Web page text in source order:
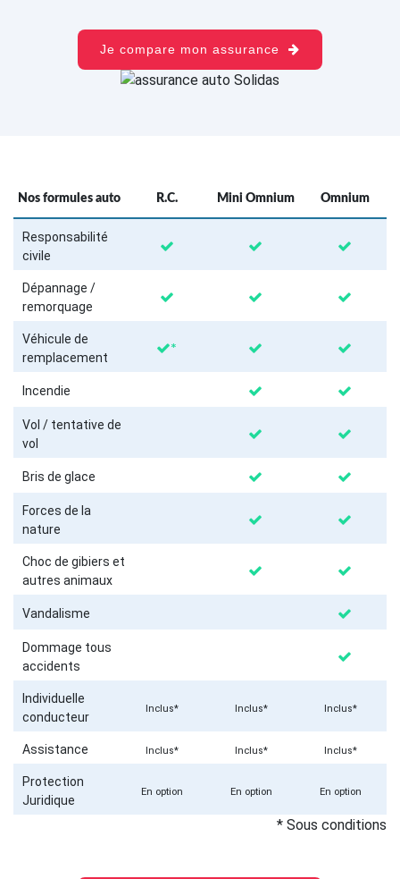
Je compare mon assurance
Nos formules auto R.C. Mini Omnium Omnium
Responsabilité
civile
Dépannage /
remorquage
Véhicule de
remplacement
*
Incendie
Vol / tentative de
vol
Bris de glace
Forces de la
nature
Choc de gibiers et
autres animaux
Vandalisme
Dommage tous
accidents
Individuelle
conducteur
Inclus* Inclus* Inclus*
Assistance Inclus* Inclus* Inclus*
Protection
Juridique
En option En option En option
* Sous conditions